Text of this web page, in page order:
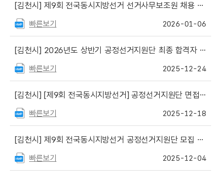
[김천시] 제9회 전국동시지방선거 선거사무보조원 채용 공고
빠른보기 2026-01-06
[김천시] 2026년도 상반기 공정선거지원단 최종 합격자 안내드립니다.
빠른보기 2025-12-24
[김천시] [제9회 전국동시지방선거] 공정선거지원단 면접심사 대상자 및 면접심사 일정 안내드립니다.
빠른보기 2025-12-18
[김천시] 제9회 전국동시지방선거 공정선거지원단 모집 안내문 등 게시
빠른보기 2025-12-04